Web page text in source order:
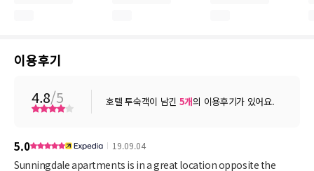
이용후기
4.8/5 호텔 투숙객이 남긴 5개의 이용후기가 있어요.
5.0 19.09.04
Sunningdale apartments is in a great location opposite the